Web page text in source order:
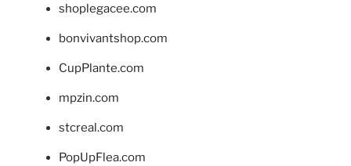
shoplegacee.com
bonvivantshop.com
CupPlante.com
mpzin.com
stcreal.com
PopUpFlea.com